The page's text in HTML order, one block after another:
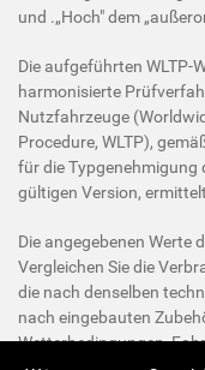
und .„Hoch" dem
Die aufgeführten WLTP-
harmonisierte
Nutzfahrzeuge
Procedure, WLTP),
für die
gültigen Version,
Die angegebenen Werte
Vergleichen Sie die
die nach denselben
nach eingebauten
Wetterbedingungen,